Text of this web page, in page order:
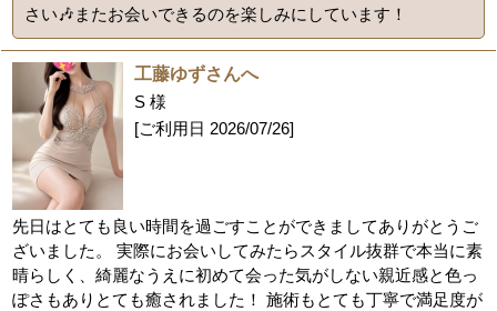
さい🎶またお会いできるのを楽しみにしています！
工藤ゆずさんへ
S 様
[ご利用日 2026/07/26]
先日はとても良い時間を過ごすことができましてありがとうご
ざいました。 実際にお会いしてみたらスタイル抜群で本当に素
晴らしく、綺麗なうえに初めて会った気がしない親近感と色っ
ぽさもありとても癒されました！ 施術もとても丁寧で満足度が